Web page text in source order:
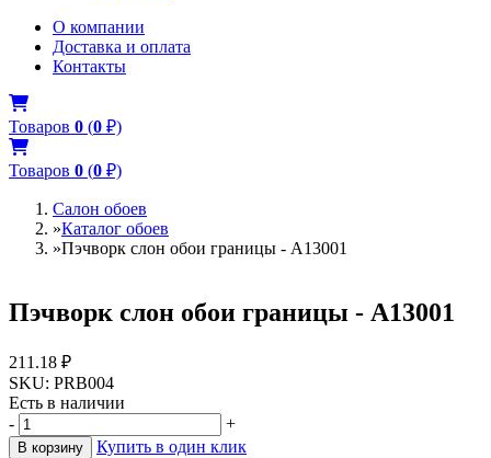
О компании
Доставка и оплата
Контакты
Товаров 0 (0 ₽)
Товаров 0 (0 ₽)
Салон обоев
»Каталог обоев
»Пэчворк слон обои границы - A13001
Пэчворк слон обои границы - A13001
211.18 ₽
SKU: PRB004
Есть в наличии
-
+
В корзину Купить в один клик